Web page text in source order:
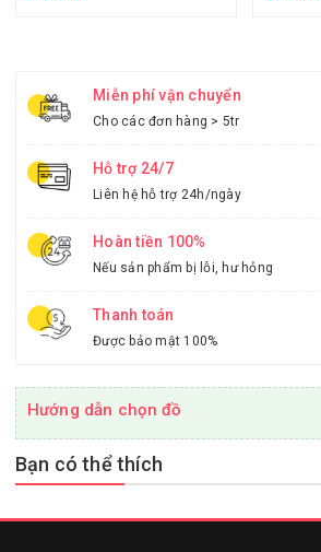
Miễn phí vận chuyển
Cho các đơn hàng > 5tr
Hỗ trợ 24/7
Liên hệ hỗ trợ 24h/ngày
Hoàn tiền 100%
Nếu sản phẩm bị lỗi, hư hỏng
Thanh toán
Được bảo mật 100%
Hướng dẫn chọn đồ
Bạn có thể thích